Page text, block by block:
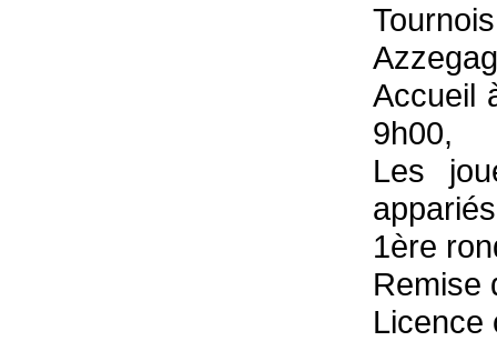
Accueil
9h00,
Les
1ère
Remise
Licence